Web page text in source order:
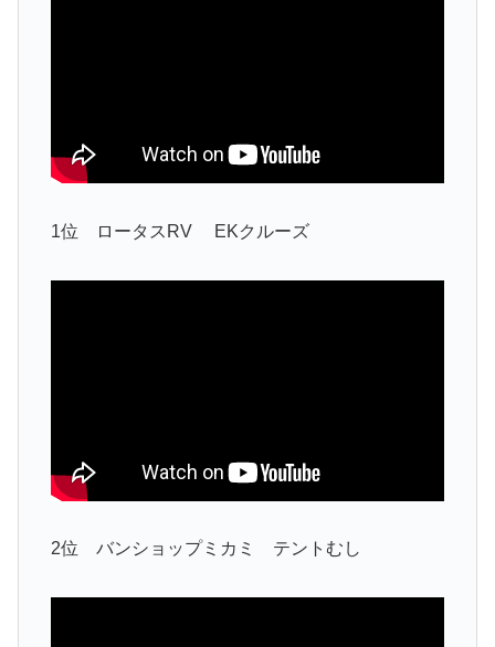
1位 ロータスRV EKクルーズ
2位 バンショップミカミ テントむし